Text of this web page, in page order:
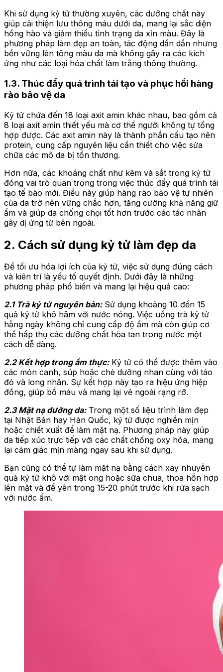
Khi sử dụng kỷ tử thường xuyên, các dưỡng chất này
giúp cải thiện lưu thông máu dưới da, mang lại sắc diện
hồng hào và giảm thiểu tình trạng da xỉn màu. Đây là
phương pháp làm đẹp an toàn, tác động dần dần nhưng
bền vững lên tông màu da mà không gây ra các kích
ứng như các loại hóa chất làm trắng thông thường.
1.3. Thúc đẩy quá trình tái tạo và phục hồi hàng
rào bảo vệ da
Kỷ tử chứa đến 18 loại axit amin khác nhau, bao gồm cả
8 loại axit amin thiết yếu mà cơ thể người không tự tổng
hợp được. Các axit amin này là thành phần cấu tạo nên
protein, cung cấp nguyên liệu cần thiết cho việc sửa
chữa các mô da bị tổn thương.
Hơn nữa, các khoáng chất như kẽm và sắt trong kỷ tử
đóng vai trò quan trọng trong việc thúc đẩy quá trình tái
tạo tế bào mới. Điều này giúp hàng rào bảo vệ tự nhiên
của da trở nên vững chắc hơn, tăng cường khả năng giữ
ẩm và giúp da chống chọi tốt hơn trước các tác nhân
gây dị ứng từ bên ngoài.
2. Cách sử dụng kỷ tử làm đẹp da
Để tối ưu hóa lợi ích của kỷ tử, việc sử dụng đúng cách
và kiên trì là yếu tố quyết định. Dưới đây là những
phương pháp phổ biến và mang lại hiệu quả cao:
2.1 Trà kỷ tử nguyên bản:Sử dụng khoảng 10 đến 15
quả kỷ tử khô hãm với nước nóng. Việc uống trà kỷ tử
hằng ngày không chỉ cung cấp độ ẩm mà còn giúp cơ
thể hấp thụ các dưỡng chất hòa tan trong nước một
cách dễ dàng.
2.2 Kết hợp trong ẩm thực:Kỷ tử có thể được thêm vào
các món canh, súp hoặc chè dưỡng nhan cùng với táo
đỏ và long nhãn. Sự kết hợp này tạo ra hiệu ứng hiệp
đồng, giúp bổ máu và mang lại vẻ ngoài rạng rỡ.
2.3 Mặt nạ dưỡng da:Trong một số liệu trình làm đẹp
tại Nhật Bản hay Hàn Quốc, kỷ tử được nghiền mịn
hoặc chiết xuất để làm mặt nạ. Phương pháp này giúp
da tiếp xúc trực tiếp với các chất chống oxy hóa, mang
lại cảm giác mịn màng ngay sau khi sử dụng.
Bạn cũng có thể tự làm mặt nạ bằng cách xay nhuyễn
quả kỷ tử khô với mật ong hoặc sữa chua, thoa hỗn hợp
lên mặt và để yên trong 15-20 phút trước khi rửa sạch
với nước ấm.